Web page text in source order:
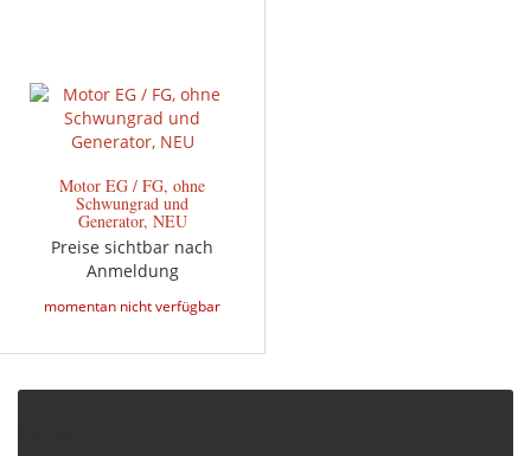
Motor EG / FG, ohne
Schwungrad und
Generator, NEU
Preise sichtbar nach
Anmeldung
momentan nicht verfügbar